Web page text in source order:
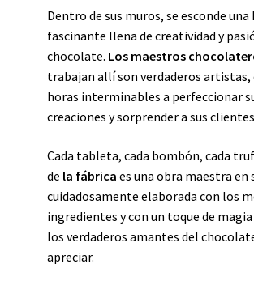
Dentro de sus muros, se esconde
fascinante llena de creatividad y
chocolate. Los maestros
trabajan allí son verdaderos artistas,
horas interminables a perfeccionar
creaciones y sorprender a sus
Cada tableta, cada bombón, cada
de la fábrica es una obra maestra en
cuidadosamente elaborada con los
ingredientes y con un toque de
los verdaderos amantes del
apreciar.